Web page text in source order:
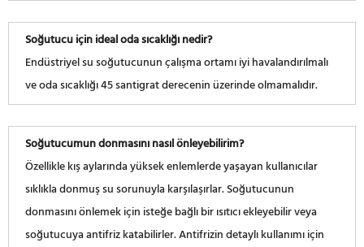
Soğutucu için ideal oda sıcaklığı nedir?
Endüstriyel su soğutucunun çalışma ortamı iyi havalandırılmalı
ve oda sıcaklığı 45 santigrat derecenin üzerinde olmamalıdır.
Soğutucumun donmasını nasıl önleyebilirim?
Özellikle kış aylarında yüksek enlemlerde yaşayan kullanıcılar
sıklıkla donmuş su sorunuyla karşılaşırlar. Soğutucunun
donmasını önlemek için isteğe bağlı bir ısıtıcı ekleyebilir veya
soğutucuya antifriz katabilirler. Antifrizin detaylı kullanımı için